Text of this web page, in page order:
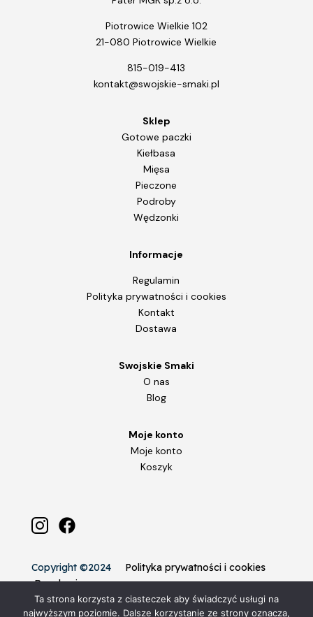
Piotrowice Wielkie 102
21-080 Piotrowice Wielkie
815-019-413
kontakt@swojskie-smaki.pl
Sklep
Gotowe paczki
Kiełbasa
Mięsa
Pieczone
Podroby
Wędzonki
Informacje
Regulamin
Polityka prywatności i cookies
Kontakt
Dostawa
Swojskie Smaki
O nas
Blog
Moje konto
Moje konto
Koszyk
Copyright ©2024 Polityka prywatności i cookies
Regulamin
Ta strona korzysta z ciasteczek aby świadczyć usługi na
najwyższym poziomie. Dalsze korzystanie ze strony oznacza,